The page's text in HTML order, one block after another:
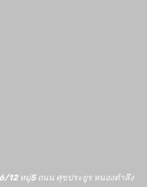
12​ หมู่5​ ถนน ศุขประยูร หนองตำลึง